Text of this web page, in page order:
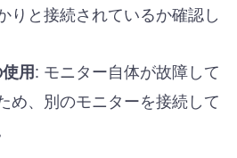
りと接続されているか確認し
用: モニター自体が故障して
め、別のモニターを接続して